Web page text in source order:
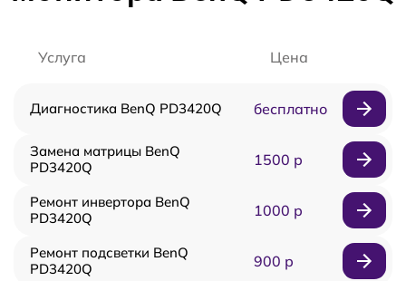
Услуга Цена
Диагностика BenQ PD3420Q бесплатно
Замена матрицы BenQ
PD3420Q
1500 р
Ремонт инвертора BenQ
PD3420Q
1000 р
Ремонт подсветки BenQ
PD3420Q
900 р